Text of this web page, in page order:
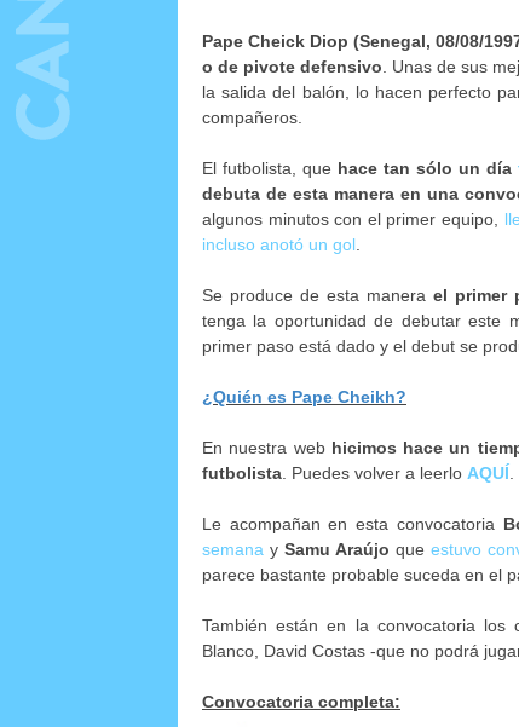
Pape Cheick Diop (Senegal, 08/08/
o de pivote defensivo . Unas de sus
la salida del balón, lo hacen perfecto
compañeros.
El futbolista, que hace tan sólo un día
debuta de esta manera en una
algunos minutos con el primer equipo,
incluso anotó un gol
Se produce de esta manera el primer
tenga la oportunidad de debutar este
primer paso está dado y el debut se
¿Quién es Pape Cheikh?
En nuestra web hicimos hace un
futbolista . Puedes volver a leerlo AQUÍ
Le acompañan en esta convocatoria
semana y Samu Araújo que estuvo
parece bastante probable suceda en el
También están en la convocatoria los
Blanco, David Costas -que no podrá
Convocatoria completa: